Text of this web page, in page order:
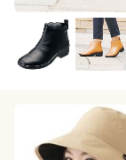
ご利用ガイド年代